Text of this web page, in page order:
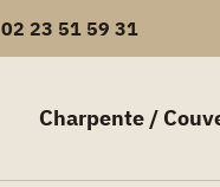
02 23 51 59 31
Charpente /